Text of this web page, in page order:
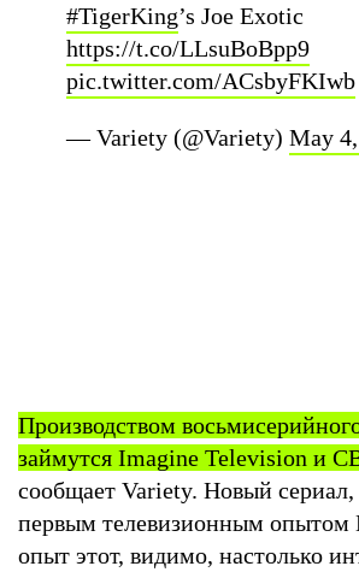
#TigerKing’s Joe Exotic
https://t.co/LLsuBoBpp9
pic.twitter.com/ACsbyFKIwb
— Variety (@Variety) May
Производством
займутся Imagine Television и
сообщает Variety. Новый сериал,
первым телевизионным
опыт этот, видимо, настолько